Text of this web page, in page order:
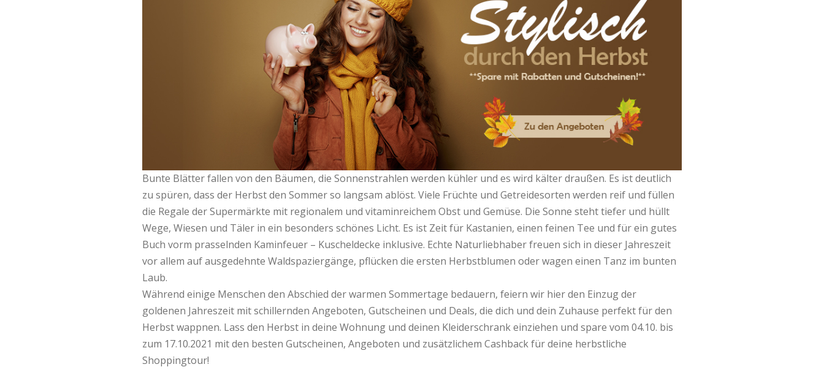
a
c
k
B
l
o
g
Bunte Blätter fallen von den Bäumen, die Sonnenstrahlen werden kühler und es wird kälter draußen. Es ist deutlich
zu spüren, dass der Herbst den Sommer so langsam ablöst. Viele Früchte und Getreidesorten werden reif und füllen
die Regale der Supermärkte mit regionalem und vitaminreichem Obst und Gemüse. Die Sonne steht tiefer und hüllt
Wege, Wiesen und Täler in ein besonders schönes Licht. Es ist Zeit für Kastanien, einen feinen Tee und für ein gutes
Buch vorm prasselnden Kaminfeuer – Kuscheldecke inklusive. Echte Naturliebhaber freuen sich in dieser Jahreszeit
vor allem auf ausgedehnte Waldspaziergänge, pflücken die ersten Herbstblumen oder wagen einen Tanz im bunten
Laub.
Während einige Menschen den Abschied der warmen Sommertage bedauern, feiern wir hier den Einzug der
goldenen Jahreszeit mit schillernden Angeboten, Gutscheinen und Deals, die dich und dein Zuhause perfekt für den
Herbst wappnen. Lass den Herbst in deine Wohnung und deinen Kleiderschrank einziehen und spare vom 04.10. bis
zum 17.10.2021 mit den besten Gutscheinen, Angeboten und zusätzlichem Cashback für deine herbstliche
Shoppingtour!